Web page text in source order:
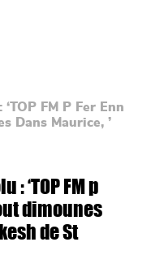
FM P Fer Enn
Dans Maurice, ’
‘TOP FM p
dimounes
de St